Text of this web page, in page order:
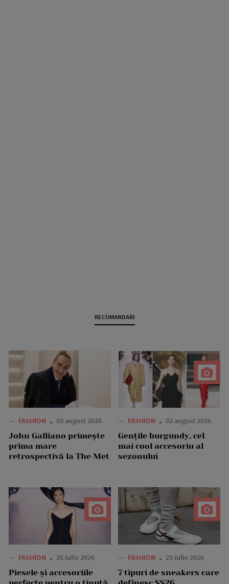
RECOMANDARI
— FASHION 03 august 2026
John Galliano primește
prima mare
retrospectivă la The Met
— FASHION 02 august 2026
Gențile burgundy, cel
mai cool accesoriu al
sezonului
— FASHION 26 iulie 2026
Piesele și accesoriile
— FASHION 25 iulie 2026
7 tipuri de sneakers care